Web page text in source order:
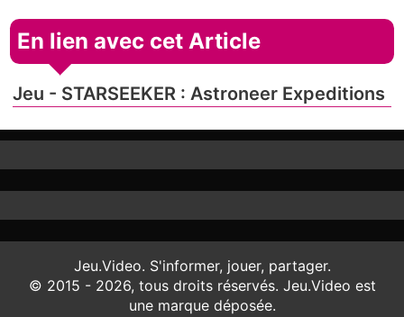
En lien avec cet Article
Jeu - STARSEEKER : Astroneer Expeditions
Jeu.Video. S'informer, jouer, partager.
© 2015 - 2026, tous droits réservés. Jeu.Video est
une marque déposée.